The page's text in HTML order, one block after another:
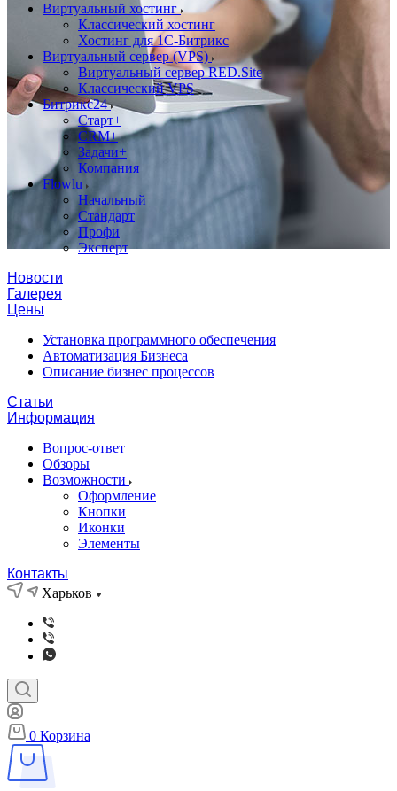
Виртуальный хостинг
Классический хостинг
Хостинг для 1С-Битрикс
Виртуальный сервер (VPS)
Виртуальный сервер RED.Site
Классический VPS
Битрикс24
Старт+
CRM+
Задачи+
Компания
Flowlu
Начальный
Стандарт
Профи
Эксперт
Новости
Галерея
Цены
Установка программного обеспечения
Автоматизация Бизнеса
Описание бизнес процессов
Статьи
Информация
Вопрос-ответ
Обзоры
Возможности
Оформление
Кнопки
Иконки
Элементы
Контакты
Харьков
0 Корзина